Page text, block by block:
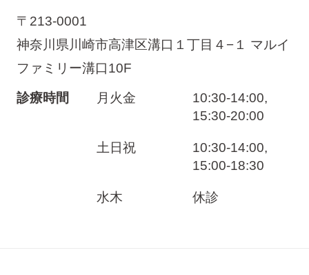
〒213-0001
神奈川県川崎市高津区溝口１丁目４−１ マルイ
ファミリー溝口10F
診療時間 月火金
10:30-14:00,
15:30-20:00
土日祝
10:30-14:00,
15:00-18:30
水木 休診